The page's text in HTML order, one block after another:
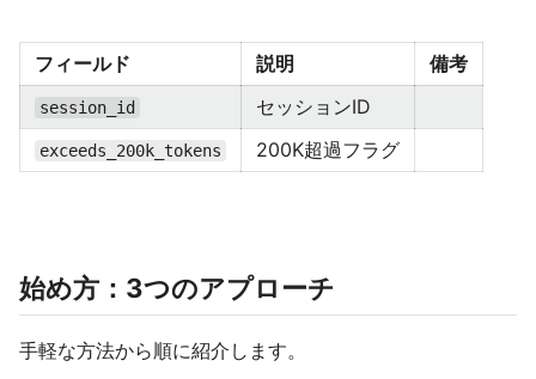
フィールド 説明 備考
session_id セッションID
exceeds_200k_tokens 200K超過フラグ
始め方：3つのアプローチ
手軽な方法から順に紹介します。